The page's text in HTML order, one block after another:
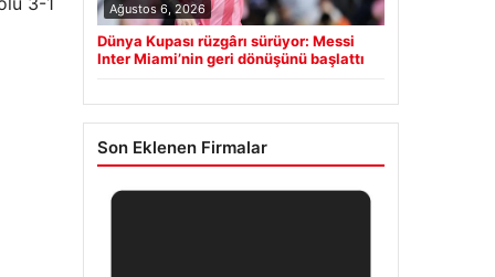
Ağustos 6, 2026
Dünya Kupası rüzgârı sürüyor: Messi
Inter Miami’nin geri dönüşünü başlattı
Son Eklenen Firmalar